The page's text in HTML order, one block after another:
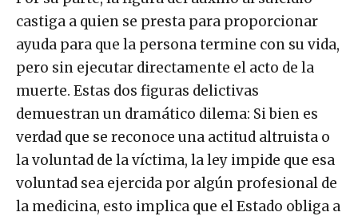
castiga a quien se presta para proporcionar
ayuda para que la persona termine con su vida,
pero sin ejecutar directamente el acto de la
muerte. Estas dos figuras delictivas
demuestran un dramático dilema: Si bien es
verdad que se reconoce una actitud altruista o
la voluntad de la víctima, la ley impide que esa
voluntad sea ejercida por algún profesional de
la medicina, esto implica que el Estado obliga a